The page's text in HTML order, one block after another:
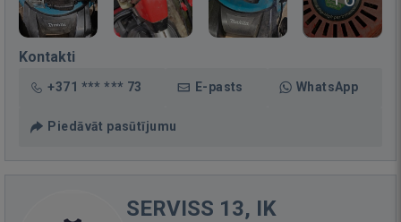
Kontakti
+371 *** *** 73 E-pasts WhatsApp
Piedāvāt pasūtījumu
SERVISS 13, IK